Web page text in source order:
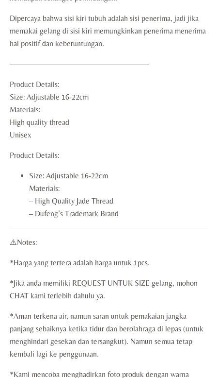
Dipercaya bahwa sisi kiri tubuh adalah sisi penerima, jadi jika
memakai gelang di sisi kiri memungkinkan penerima menerima
hal positif dan keberuntungan.
——————————————————
Product Details:
Size: Adjustable 16-22cm
Materials:
High quality thread
Unisex
Product Details:
Size: Adjustable 16-22cm
Materials:
– High Quality Jade Thread
– Dufeng’s Trademark Brand
⚠️Notes:
*Harga yang tertera adalah harga untuk 1pcs.
*Jika anda memiliki REQUEST UNTUK SIZE gelang, mohon
CHAT kami terlebih dahulu ya.
*Aman terkena air, namun saran untuk pemakaian jangka
panjang sebaiknya ketika tidur dan berolahraga di lepas (untuk
menghindari gesekan dan tersangkut). Namun semua tetap
kembali lagi ke penggunaan.
*Kami mencoba menghadirkan foto produk dengan warna